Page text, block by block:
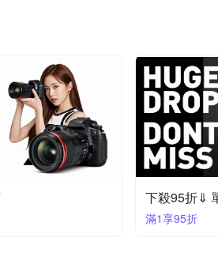
下殺95折⇓
滿1享95折